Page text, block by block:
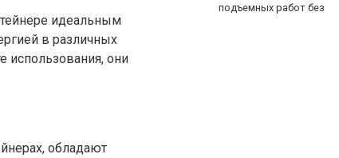
идеальным
в различных
использования, они
обладают
подъемных работ без